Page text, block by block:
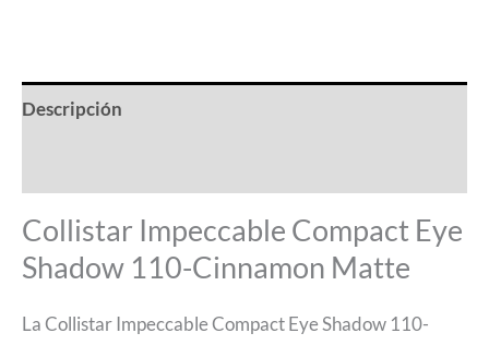
Descripción
Collistar Impeccable Compact Eye
Shadow 110-Cinnamon Matte
La Collistar Impeccable Compact Eye Shadow 110-